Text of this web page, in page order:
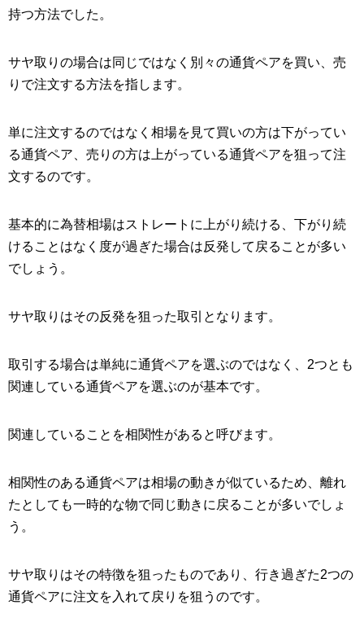
持つ方法でした。
サヤ取りの場合は同じではなく別々の通貨ペアを買い、売
りで注文する方法を指します。
単に注文するのではなく相場を見て買いの方は下がってい
る通貨ペア、売りの方は上がっている通貨ペアを狙って注
文するのです。
基本的に為替相場はストレートに上がり続ける、下がり続
けることはなく度が過ぎた場合は反発して戻ることが多い
でしょう。
サヤ取りはその反発を狙った取引となります。
取引する場合は単純に通貨ペアを選ぶのではなく、2つとも
関連している通貨ペアを選ぶのが基本です。
関連していることを相関性があると呼びます。
相関性のある通貨ペアは相場の動きが似ているため、離れ
たとしても一時的な物で同じ動きに戻ることが多いでしょ
う。
サヤ取りはその特徴を狙ったものであり、行き過ぎた2つの
通貨ペアに注文を入れて戻りを狙うのです。